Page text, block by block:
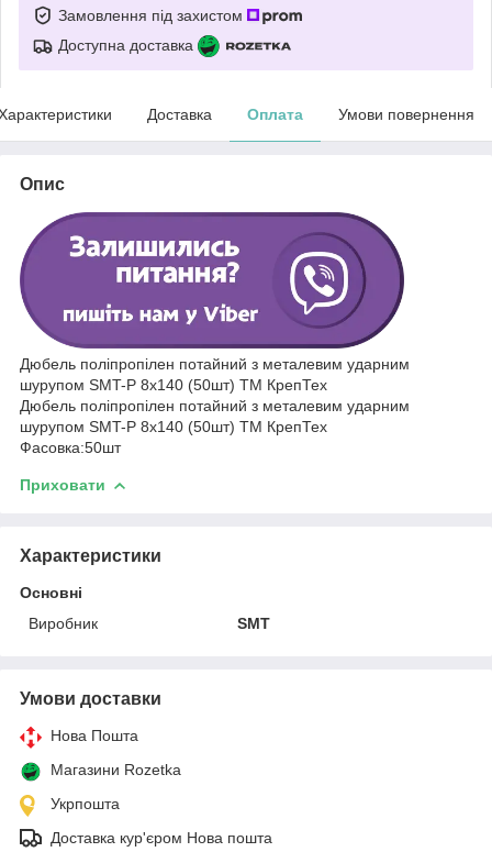
Замовлення під захистом
Доступна доставка
Доставка Оплата Умови повернення
Опис
Дюбель поліпропілен потайний з металевим ударним
шурупом SMT-P 8x140 (50шт) ТМ КрепТех
Дюбель поліпропілен потайний з металевим ударним
шурупом SMT-P 8x140 (50шт) ТМ КрепТех
Фасовка:50шт
Приховати
Характеристики
Основні
Виробник
SMT
Умови доставки
Нова Пошта
Магазини Rozetka
Укрпошта
Доставка кур'єром Нова пошта